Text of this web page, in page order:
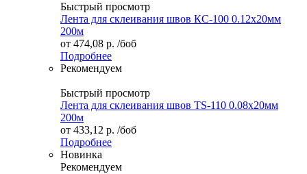
Быстрый просмотр
Лента для склеивания швов КС-100 0.12х20мм
200м
от 474,08 р. /боб
Подробнее
Рекомендуем
Быстрый просмотр
Лента для склеивания швов TS-110 0.08х20мм
200м
от 433,12 р. /боб
Подробнее
Новинка
Рекомендуем